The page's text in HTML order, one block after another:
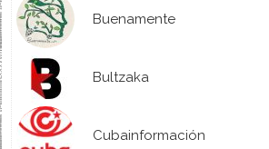
Buenamente
Bultzaka
Cubainformación